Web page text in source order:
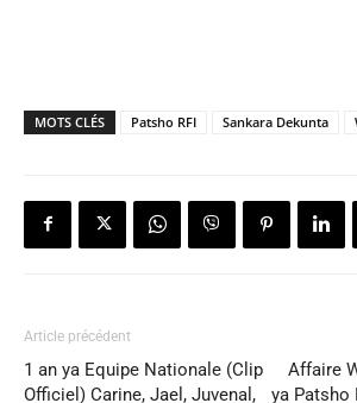
MOTS CLÉS Patsho RFI Sankara Dekunta
Article précédent
1 an ya Equipe Nationale (Clip
Officiel) Carine, Jael, Juvenal,
Affaire
ya Patsho